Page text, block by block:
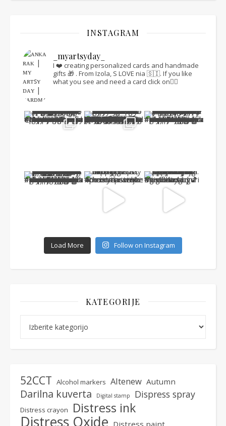
INSTAGRAM
_myartsyday_
I ❤️ creating personalized cards and handmade
gifts 🎁 . From Izola, S LOVE nia 🇸🇮. If you like
what you see and need a card click on👇🏻
Load More Follow on Instagram
KATEGORIJE
52CCT Alcohol markers Altenew Autumn
Darilna kuverta Digital stamp Dispress spray
Distress crayon Distress ink
Distress Oxide Distress paint